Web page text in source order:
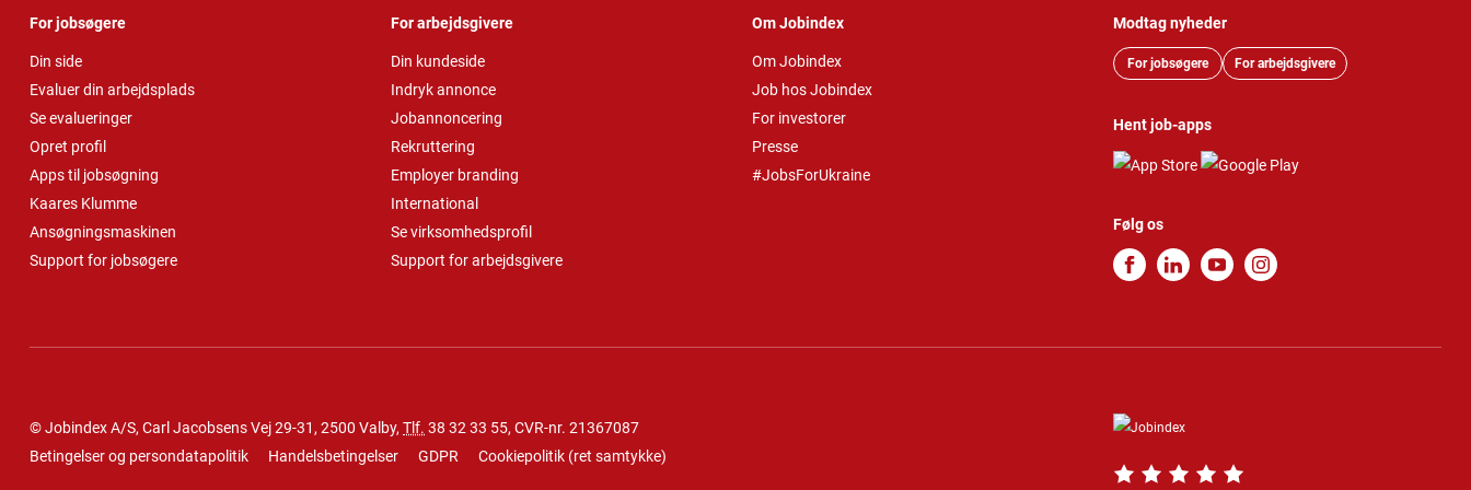
For jobsøgere
Din side
Evaluer din arbejdsplads
Se evalueringer
Opret profil
Apps til jobsøgning
Kaares Klumme
Ansøgningsmaskinen
Support for jobsøgere
For arbejdsgivere
Din kundeside
Indryk annonce
Jobannoncering
Rekruttering
Employer branding
International
Se virksomhedsprofil
Support for arbejdsgivere
Om Jobindex
Om Jobindex
Job hos Jobindex
For investorer
Presse
#JobsForUkraine
Modtag nyheder
For jobsøgere For arbejdsgivere
Hent job-apps
Følg os
© Jobindex A/S, Carl Jacobsens Vej 29-31, 2500 Valby, Tlf. 38 32 33 55, CVR-nr. 21367087
Betingelser og persondatapolitik
Handelsbetingelser GDPR Cookiepolitik (ret samtykke)